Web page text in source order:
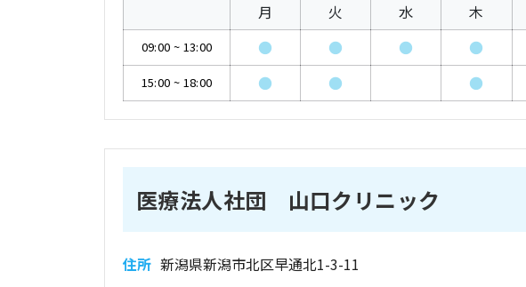
月 火 水 木
09:00 ~ 13:00 ● ● ● ●
15:00 ~ 18:00 ● ● ●
医療法人社団 山口クリニック
住所 新潟県新潟市北区早通北1-3-11